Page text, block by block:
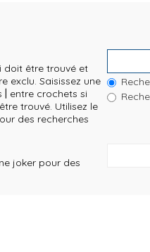
être trouvé et
exclu. Saisissez une
entre crochets si
trouvé. Utilisez le
des recherches
joker pour des